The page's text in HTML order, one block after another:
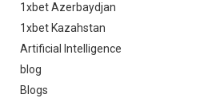
1xbet Azerbaydjan
1xbet Kazahstan
Artificial Intelligence
blog
Blogs